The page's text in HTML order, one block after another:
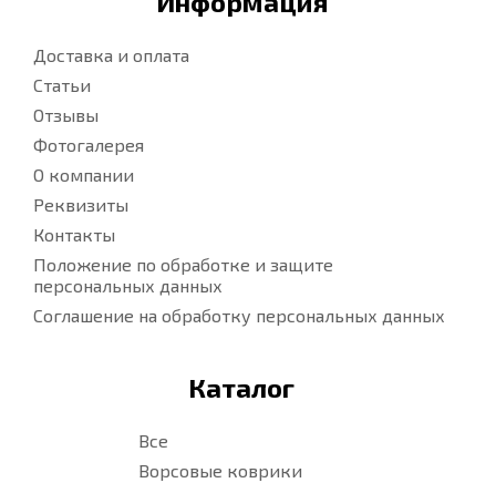
Доставка и оплата
Статьи
Отзывы
Фотогалерея
О компании
Реквизиты
Контакты
Положение по обработке и защите
персональных данных
Соглашение на обработку персональных данных
Каталог
Все
Ворсовые коврики